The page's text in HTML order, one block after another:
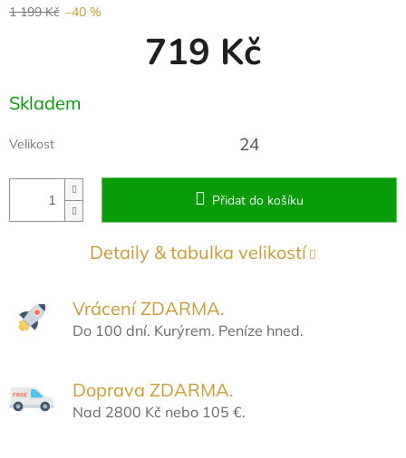
1 199 Kč –40 %
719 Kč
Měrná
cena:
Skladem
Velikost 24
Přidat do košíku
Detaily & tabulka velikostí
Vrácení ZDARMA.
Do 100 dní. Kurýrem. Peníze hned.
Doprava ZDARMA.
Nad 2800 Kč nebo 105 €.